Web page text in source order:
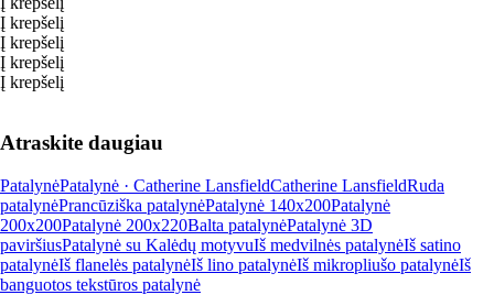
Į krepšelį
Į krepšelį
Į krepšelį
Į krepšelį
Atraskite daugiau
PatalynėPatalynė · Catherine LansfieldCatherine LansfieldRuda
patalynėPrancūziška patalynėPatalynė 140x200Patalynė
200x200Patalynė 200x220Balta patalynėPatalynė 3D
paviršiusPatalynė su Kalėdų motyvuIš medvilnės patalynėIš satino
patalynėIš flanelės patalynėIš lino patalynėIš mikropliušo patalynėIš
banguotos tekstūros patalynė